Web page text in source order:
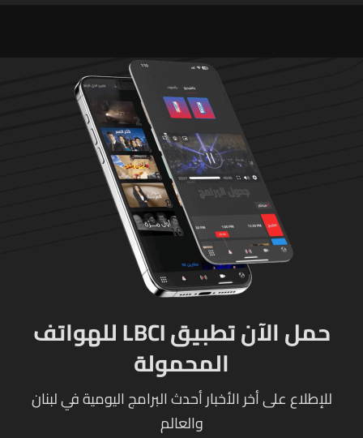
حمل الآن تطبيق LBCI للهواتف
المحمولة
للإطلاع على أخر الأخبار أحدث البرامج اليومية في لبنان
والعالم